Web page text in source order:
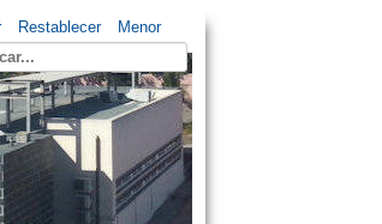
Restablecer Menor